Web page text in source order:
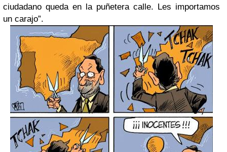
ciudadano queda en la puñetera calle. Les importamos
un carajo”.